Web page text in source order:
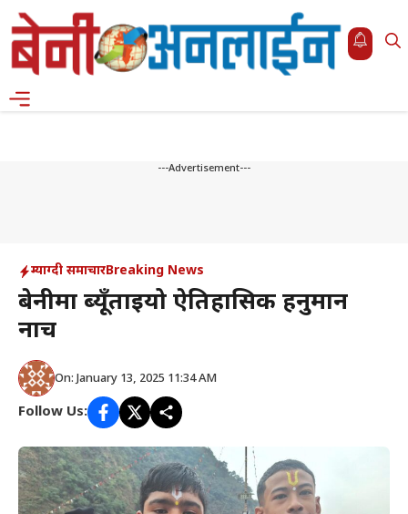
Skip
to
content
---Advertisement---
म्याग्दी समाचारBreaking News
बेनीमा ब्यूँताइयो ऐतिहासिक हनुमान
नाच
On: January 13, 2025 11:34 AM
Follow Us: